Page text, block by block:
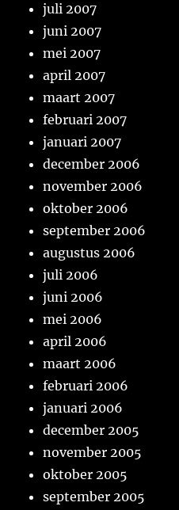
juli 2007
juni 2007
mei 2007
april 2007
maart 2007
februari 2007
januari 2007
december 2006
november 2006
oktober 2006
september 2006
augustus 2006
juli 2006
juni 2006
mei 2006
april 2006
maart 2006
februari 2006
januari 2006
december 2005
november 2005
oktober 2005
september 2005